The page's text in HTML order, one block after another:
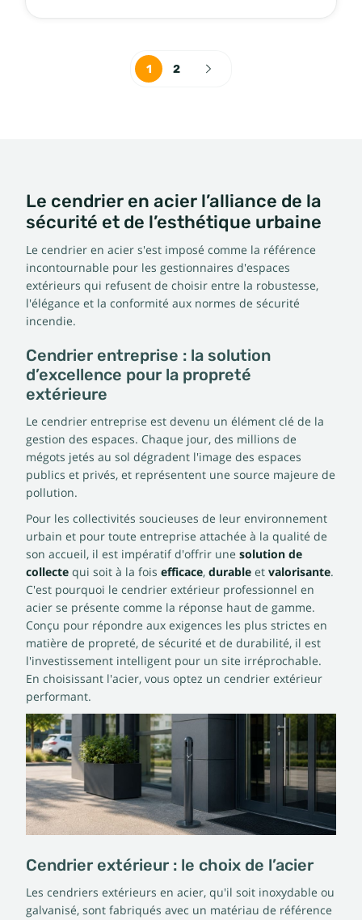
1 2
Le cendrier en acier l’alliance de la
sécurité et de l’esthétique urbaine
Le cendrier en acier s'est imposé comme la référence
incontournable pour les gestionnaires d'espaces
extérieurs qui refusent de choisir entre la robustesse,
l'élégance et la conformité aux normes de sécurité
incendie.
Cendrier entreprise : la solution
d’excellence pour la propreté
extérieure
Le cendrier entreprise est devenu un élément clé de la
gestion des espaces. Chaque jour, des millions de
mégots jetés au sol dégradent l'image des espaces
publics et privés, et représentent une source majeure de
pollution.
Pour les collectivités soucieuses de leur environnement
urbain et pour toute entreprise attachée à la qualité de
son accueil, il est impératif d'offrir une solution de
collecte qui soit à la fois efficace, durable et valorisante.
C'est pourquoi le cendrier extérieur professionnel en
acier se présente comme la réponse haut de gamme.
Conçu pour répondre aux exigences les plus strictes en
matière de propreté, de sécurité et de durabilité, il est
l'investissement intelligent pour un site irréprochable.
En choisissant l'acier, vous optez un cendrier extérieur
performant.
Cendrier extérieur : le choix de l’acier
Les cendriers extérieurs en acier, qu'il soit inoxydable ou
galvanisé, sont fabriqués avec un matériau de référence